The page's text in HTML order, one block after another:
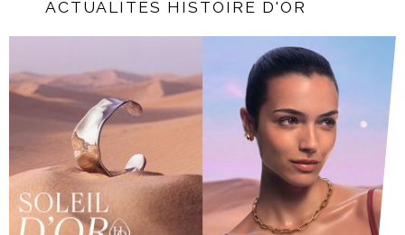
ACTUALITÉS HISTOIRE D'OR